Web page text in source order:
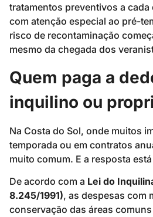
tratamentos preventivos a
com atenção especial ao pré-
risco de recontaminação
mesmo da chegada dos
Quem paga a
inquilino ou
Na Costa do Sol, onde muitos
temporada ou em contratos
muito comum. E a resposta
De acordo com a Lei do
8.245/1991), as despesas com
conservação das áreas